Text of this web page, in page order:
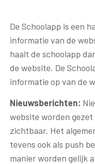
De Schoolapp is een
informatie van de
haalt de schoolapp
de website. De
informatie op van de
Nieuwsberichten:
website worden
zichtbaar. Het
tevens ook als push
manier worden gelijk